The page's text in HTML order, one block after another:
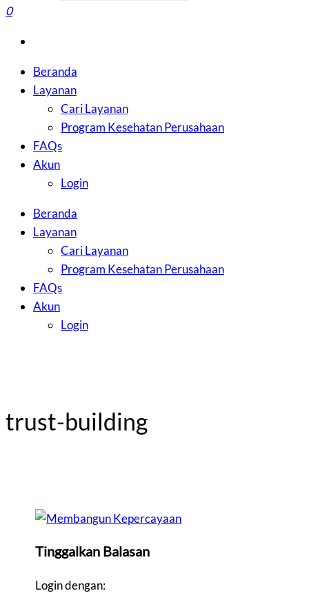
0
Beranda
Layanan
Cari Layanan
Program Kesehatan Perusahaan
FAQs
Akun
Login
Beranda
Layanan
Cari Layanan
Program Kesehatan Perusahaan
FAQs
Akun
Login
trust-building
Tinggalkan Balasan
Login dengan: